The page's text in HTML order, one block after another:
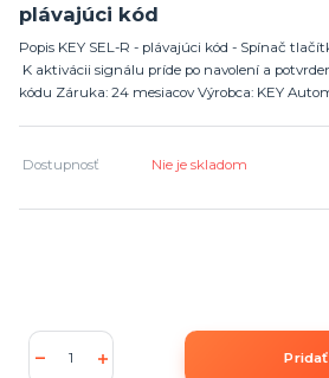
plávajúci kód
Popis KEY SEL-R - plávajúci kód - Spínač
K aktivácii signálu príde po navolení a
kódu Záruka: 24 mesiacov Výrobca: KEY
Dostupnosť Nie je skladom